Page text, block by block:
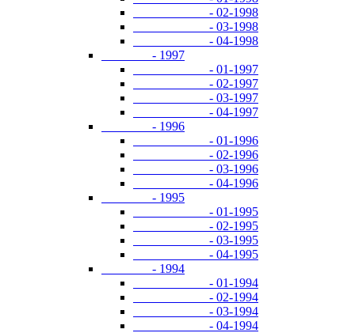
- 02-1998
- 03-1998
- 04-1998
- 1997
- 01-1997
- 02-1997
- 03-1997
- 04-1997
- 1996
- 01-1996
- 02-1996
- 03-1996
- 04-1996
- 1995
- 01-1995
- 02-1995
- 03-1995
- 04-1995
- 1994
- 01-1994
- 02-1994
- 03-1994
- 04-1994